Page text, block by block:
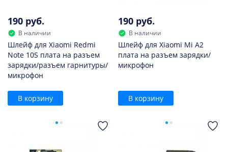
190 руб.
В наличии
Шлейф для Xiaomi Redmi
Note 10S плата на разъем
зарядки/разъем гарнитуры/
микрофон
В корзину
190 руб.
В наличии
Шлейф для Xiaomi Mi A2
плата на разъем зарядки/
микрофон
В корзину